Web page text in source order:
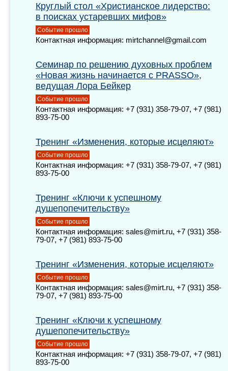
Круглый стол «Христианское лидерство:
в поисках устаревших мифов»
Событие прошло
Контактная информация: mirtchannel@gmail.com
Семинар по решению духовных проблем
«Новая жизнь начинается с PRASSO»,
ведущая Лора Бейкер
Событие прошло
Контактная информация: +7 (931) 358-79-07, +7 (981)
893-75-00
Тренинг «Изменения, которые исцеляют»
Событие прошло
Контактная информация: +7 (931) 358-79-07, +7 (981)
893-75-00
Тренинг «Ключи к успешному
душепопечительству»
Событие прошло
Контактная информация: sales@mirt.ru, +7 (931) 358-
79-07, +7 (981) 893-75-00
Тренинг «Изменения, которые исцеляют»
Событие прошло
Контактная информация: sales@mirt.ru, +7 (931) 358-
79-07, +7 (981) 893-75-00
Тренинг «Ключи к успешному
душепопечительству»
Событие прошло
Контактная информация: +7 (931) 358-79-07, +7 (981)
893-75-00